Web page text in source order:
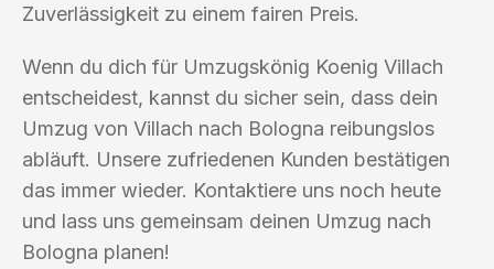
Zuverlässigkeit zu einem fairen Preis.
Wenn du dich für Umzugskönig Koenig Villach
entscheidest, kannst du sicher sein, dass dein
Umzug von Villach nach Bologna reibungslos
abläuft. Unsere zufriedenen Kunden bestätigen
das immer wieder. Kontaktiere uns noch heute
und lass uns gemeinsam deinen Umzug nach
Bologna planen!